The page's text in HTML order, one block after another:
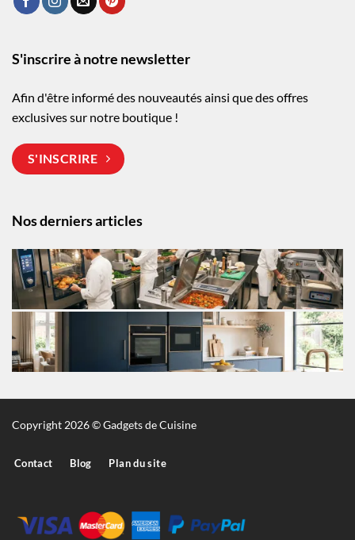
Nos derniers articles
S'inscrire à notre newsletter
Afin d'être informé des nouveautés ainsi que des offres
exclusives sur notre boutique !
S'INSCRIRE
Copyright 2026 © Gadgets de Cuisine
Contact Blog Plan du site